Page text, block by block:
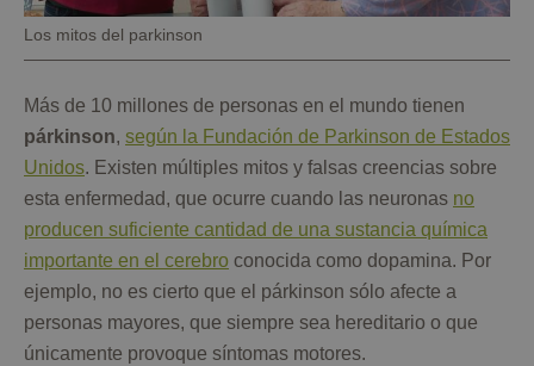
Pie
de
Los mitos del parkinson
Más de 10 millones de personas en el mundo tienen
párkinson, según la Fundación de Parkinson de Estados
Unidos. Existen múltiples mitos y falsas creencias sobre
esta enfermedad, que ocurre cuando las neuronas no
producen suficiente cantidad de una sustancia química
importante en el cerebro conocida como dopamina. Por
ejemplo, no es cierto que el párkinson sólo afecte a
personas mayores, que siempre sea hereditario o que
únicamente provoque síntomas motores.